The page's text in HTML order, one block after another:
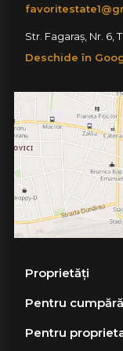
Str. Fagaraș, Nr. 6,
Deschide în
Proprietăți
Pentru
Pentru